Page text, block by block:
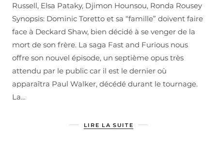
Russell, Elsa Pataky, Djimon Hounsou, Ronda Rousey
Synopsis: Dominic Toretto et sa “famille” doivent faire
face à Deckard Shaw, bien décidé à se venger de la
mort de son frère. La saga Fast and Furious nous
offre son nouvel épisode, un septième opus très
attendu par le public car il est le dernier où
apparaîtra Paul Walker, décédé durant le tournage.
La…
LIRE LA SUITE